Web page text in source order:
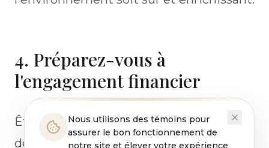
4. Préparez-vous à
l'engagement financier
Être propriétaire d'un animal implique
des coûts prévus et imprévus :
Nous utilisons des témoins pour
assurer le bon fonctionnement de
notre site et élever votre expérience